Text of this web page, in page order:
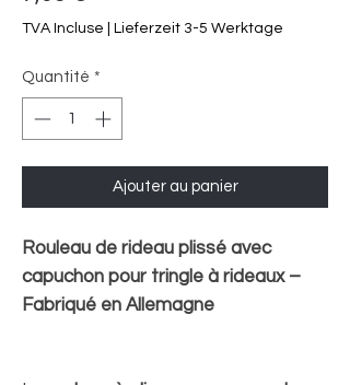
TVA Incluse Lieferzeit 3-5 Werktage
Quantité *
Ajouter au panier
Rouleau de rideau plissé avec
capuchon pour tringle à rideaux –
Fabriqué en Allemagne